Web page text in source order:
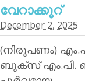
വേറാക്കൂറ്
December 2, 2025
(നിരൂപണം)
ബുക്‌സ് എം.പി.